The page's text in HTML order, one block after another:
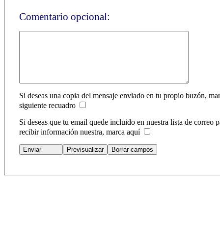
Comentario opcional:
Si deseas una copia del mensaje enviado en tu propio buzón,
siguiente recuadro
Si deseas que tu email quede incluido en nuestra lista de correo
recibir información nuestra, marca aquí